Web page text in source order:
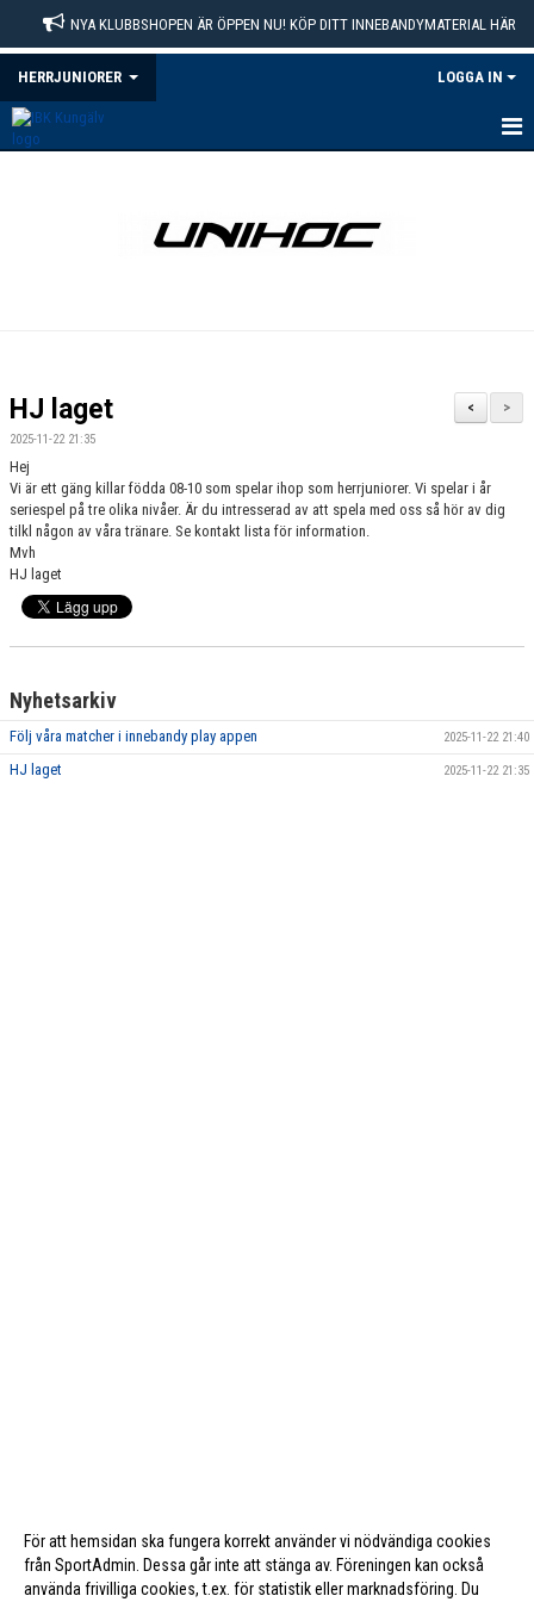
NYA KLUBBSHOPEN ÄR ÖPPEN NU! KÖP DITT INNEBANDYMATERIAL HÄR
HERRJUNIORER LOGGA IN
BILDGALLERI
DOKUMENT
KONTAKT
TRÄNINGSTIDER
>
<
HJ laget
2025-11-22 21:35
Hej
Vi är ett gäng killar födda 08-10 som spelar ihop som herrjuniorer. Vi spelar i år
seriespel på tre olika nivåer. Är du intresserad av att spela med oss så hör av dig
tilkl någon av våra tränare. Se kontakt lista för information.
Mvh
HJ laget
Nyhetsarkiv
Följ våra matcher i innebandy play appen 2025-11-22 21:40
HJ laget 2025-11-22 21:35
För att hemsidan ska fungera korrekt använder vi nödvändiga cookies
från SportAdmin. Dessa går inte att stänga av. Föreningen kan också
använda frivilliga cookies, t.ex. för statistik eller marknadsföring. Du